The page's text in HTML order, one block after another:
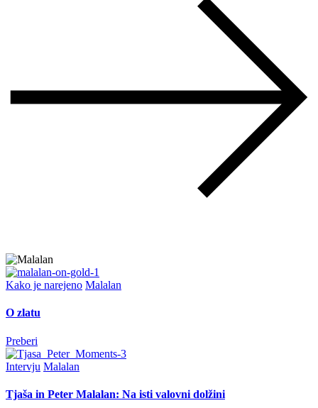
Kako je narejeno Malalan
O zlatu
Preberi
Intervju Malalan
Tjaša in Peter Malalan: Na isti valovni dolžini